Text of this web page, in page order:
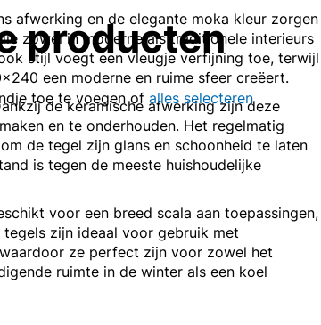
afwerking en de elegante moka kleur zorgen
zowel in moderne als traditionele interieurs
stijl voegt een vleugje verfijning toe, terwijl
een moderne en ruime sfeer creëert.
de keramische afwerking zijn deze
en te onderhouden. Het regelmatig
de tegel zijn glans en schoonheid te laten
is tegen de meeste huishoudelijke
voor een breed scala aan toepassingen,
zijn ideaal voor gebruik met
ze perfect zijn voor zowel het
ruimte in de winter als een koel
producten
toe te voegen of alles selecteren